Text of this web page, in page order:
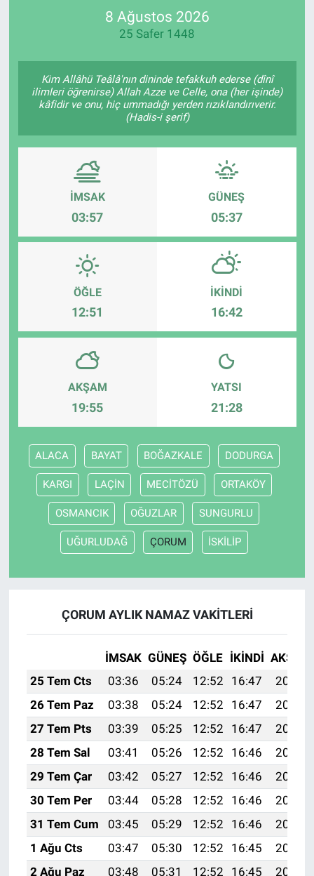
8 Ağustos 2026
25 Safer 1448
Kim Allâhü Teâlâ'nın dininde tefakkuh ederse (dînî
ilimleri öğrenirse) Allah Azze ve Celle, ona (her işinde)
kâfidir ve onu, hiç ummadığı yerden rızıklandırıverir.
(Hadis-i şerif)
İMSAK
03:57
GÜNEŞ
05:37
ÖĞLE
12:51
İKINDI
16:42
AKŞAM
19:55
YATSI
21:28
ALACA BAYAT BOĞAZKALE DODURGA
KARGI LAÇİN MECİTÖZÜ ORTAKÖY
OSMANCIK OĞUZLAR SUNGURLU
UĞURLUDAĞ ÇORUM İSKİLİP
ÇORUM AYLIK NAMAZ VAKITLERI
İMSAK GÜNEŞ ÖĞLE İKINDI AKŞAM
25 Tem Cts
03:36 05:24 12:52 16:47
20:10
26 Tem Paz
03:38 05:24 12:52 16:47
20:09
27 Tem Pts
03:39 05:25 12:52 16:47
20:08
28 Tem Sal
03:41 05:26 12:52 16:46
20:07
29 Tem Çar
03:42 05:27 12:52 16:46
20:06
30 Tem Per
03:44 05:28 12:52 16:46
20:05
31 Tem Cum
03:45 05:29 12:52 16:46
20:04
1 Ağu Cts
03:47 05:30 12:52 16:45
20:03
2 Ağu Paz
03:48 05:31 12:52 16:45
20:02
RESMİ İLANLAR